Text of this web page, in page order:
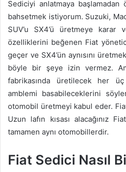
Sediciyi anlatmaya
bahsetmek istiyorum. Suzuki,
SUV’u SX4’ü üretmeye karar
özelliklerini beğenen Fiat
geçer ve SX4’ün aynısını
böyle bir şeye izin vermez.
fabrikasında üretilecek her
amblemi basabileceklerini
otomobil üretmeyi kabul eder.
Uzun lafın kısası alacağınız
tamamen aynı otomobillerdir.
Fiat Sedici Nasıl